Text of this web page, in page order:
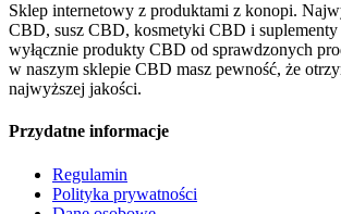
Sklep internetowy z produktami z konopi.
CBD, susz CBD, kosmetyki CBD i
wyłącznie produkty CBD od sprawdzonych
w naszym sklepie CBD masz pewność, że
najwyższej jakości.
Przydatne informacje
Regulamin
Polityka prywatności